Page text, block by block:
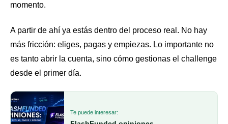
momento.
A partir de ahí ya estás dentro del proceso real. No hay
más fricción: eliges, pagas y empiezas. Lo importante no
es tanto abrir la cuenta, sino cómo gestionas el challenge
desde el primer día.
Te puede interesar: